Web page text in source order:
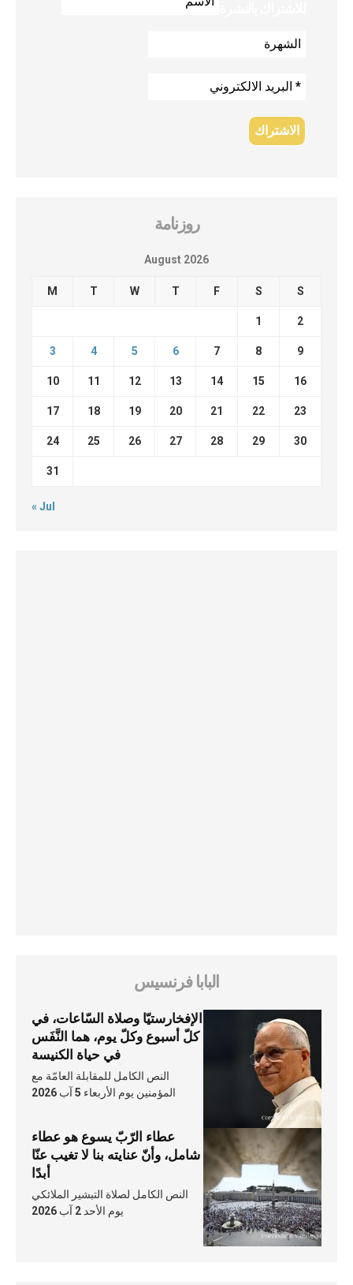
روزنامة
August 2026
M T W T F S S
1 2
3 4 5 6 7 8 9
10 11 12 13 14 15 16
17 18 19 20 21 22 23
24 25 26 27 28 29 30
31
« Jul
البابا فرنسيس
الإفخارستيّا وصلاة السّاعات، في
كلّ أسبوع وكلّ يوم، هما النَّفَس
في حياة الكنيسة
النص الكامل للمقابلة العامّة مع
المؤمنين يوم الأربعاء 5 آب 2026
عطاء الرّبّ يسوع هو عطاء
شامل، وأنّ عنايته بنا لا تغيب عنّا
أبدًا
النص الكامل لصلاة التبشير الملائكي
يوم الأحد 2 آب 2026